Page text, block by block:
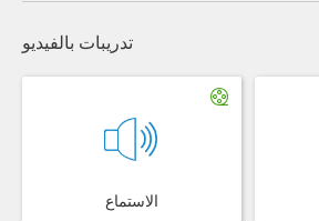
تدريبات بالفيديو
الاستماع